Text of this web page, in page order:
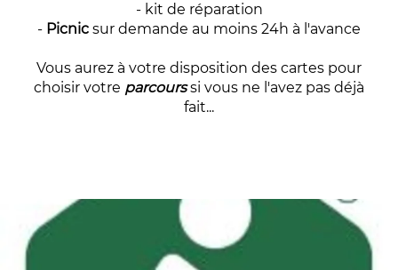
- kit de réparation
- Picnic sur demande au moins 24h à l'avance
Vous aurez à votre disposition des cartes pour
choisir votre parcours si vous ne l'avez pas déjà
fait...